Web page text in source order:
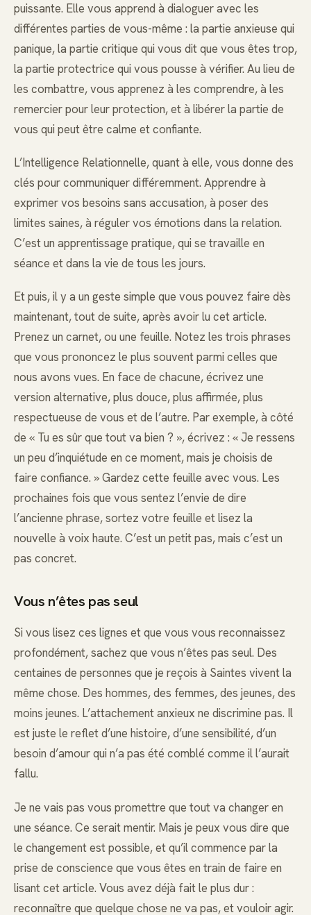
puissante. Elle vous apprend à dialoguer avec les
différentes parties de vous-même : la partie anxieuse qui
panique, la partie critique qui vous dit que vous êtes trop,
la partie protectrice qui vous pousse à vérifier. Au lieu de
les combattre, vous apprenez à les comprendre, à les
remercier pour leur protection, et à libérer la partie de
vous qui peut être calme et confiante.
L’Intelligence Relationnelle, quant à elle, vous donne des
clés pour communiquer différemment. Apprendre à
exprimer vos besoins sans accusation, à poser des
limites saines, à réguler vos émotions dans la relation.
C’est un apprentissage pratique, qui se travaille en
séance et dans la vie de tous les jours.
Et puis, il y a un geste simple que vous pouvez faire dès
maintenant, tout de suite, après avoir lu cet article.
Prenez un carnet, ou une feuille. Notez les trois phrases
que vous prononcez le plus souvent parmi celles que
nous avons vues. En face de chacune, écrivez une
version alternative, plus douce, plus affirmée, plus
respectueuse de vous et de l’autre. Par exemple, à côté
de « Tu es sûr que tout va bien ? », écrivez : « Je ressens
un peu d’inquiétude en ce moment, mais je choisis de
faire confiance. » Gardez cette feuille avec vous. Les
prochaines fois que vous sentez l’envie de dire
l’ancienne phrase, sortez votre feuille et lisez la
nouvelle à voix haute. C’est un petit pas, mais c’est un
pas concret.
Vous n’êtes pas seul
Si vous lisez ces lignes et que vous vous reconnaissez
profondément, sachez que vous n’êtes pas seul. Des
centaines de personnes que je reçois à Saintes vivent la
même chose. Des hommes, des femmes, des jeunes, des
moins jeunes. L’attachement anxieux ne discrimine pas. Il
est juste le reflet d’une histoire, d’une sensibilité, d’un
besoin d’amour qui n’a pas été comblé comme il l’aurait
fallu.
Je ne vais pas vous promettre que tout va changer en
une séance. Ce serait mentir. Mais je peux vous dire que
le changement est possible, et qu’il commence par la
prise de conscience que vous êtes en train de faire en
lisant cet article. Vous avez déjà fait le plus dur :
reconnaître que quelque chose ne va pas, et vouloir agir.